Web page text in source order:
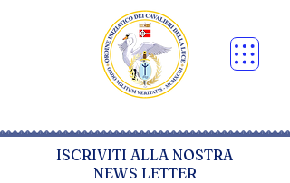
ISCRIVITI ALLA NOSTRA
NEWS LETTER